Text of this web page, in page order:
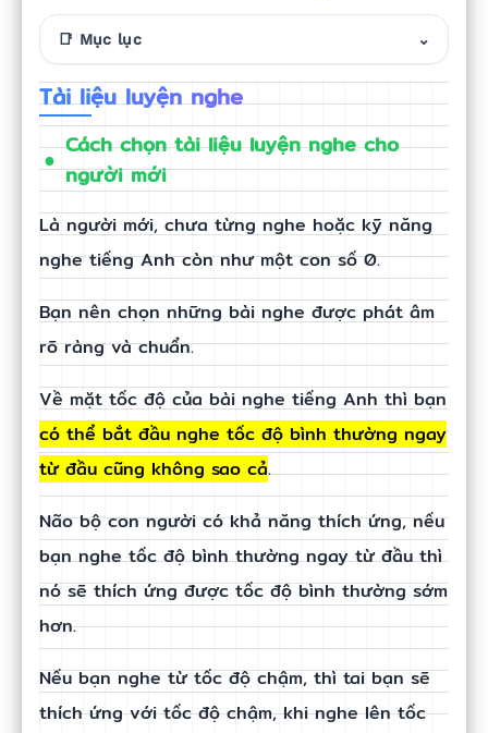
📑 Mục lục ⌄
Tài liệu luyện nghe
Cách chọn tài liệu luyện nghe cho
người mới
Là người mới, chưa từng nghe hoặc kỹ năng
nghe tiếng Anh còn như một con số 0.
Bạn nên chọn những bài nghe được phát âm
rõ ràng và chuẩn.
Về mặt tốc độ của bài nghe tiếng Anh thì bạn
có thể bắt đầu nghe tốc độ bình thường ngay
từ đầu cũng không sao cả.
Não bộ con người có khả năng thích ứng, nếu
bạn nghe tốc độ bình thường ngay từ đầu thì
nó sẽ thích ứng được tốc độ bình thường sớm
hơn.
Nếu bạn nghe từ tốc độ chậm, thì tai bạn sẽ
thích ứng với tốc độ chậm, khi nghe lên tốc